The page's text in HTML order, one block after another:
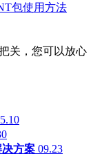
包使用方法
关，您可以放心
决方案 09.23